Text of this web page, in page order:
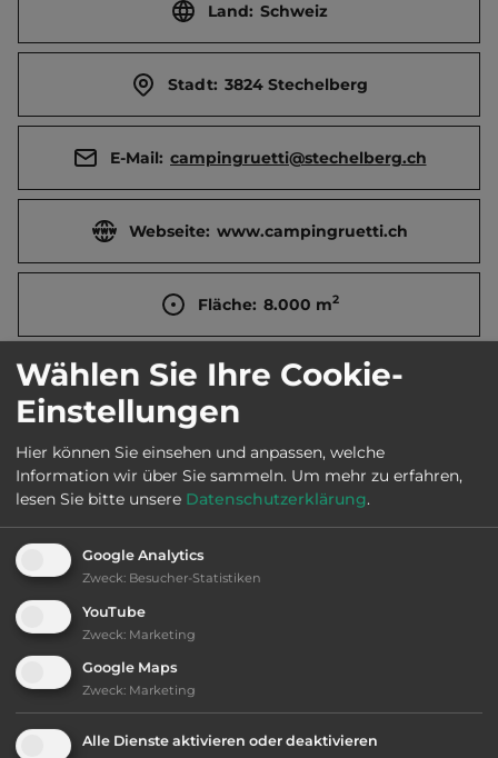
Land: Schweiz
Stadt: 3824 Stechelberg
E-Mail: campingruetti@stechelberg.ch
Webseite: www.campingruetti.ch
Fläche: 8.000 m2
Öffnungszeiten: 1.5. bis 30.9.
Telefon: 0041 33 8552885
Ausstattung:
naturbelassener Platz
Seilbahn
Wählen Sie Ihre Cookie-
Einstellungen
Hier können Sie einsehen und anpassen, welche
Information wir über Sie sammeln. Um mehr zu erfahren,
lesen Sie bitte unsere Datenschutzerklärung.
Google Analytics
Zweck: Besucher-Statistiken
YouTube
Zweck: Marketing
Google Maps
Zweck: Marketing
Alle Dienste aktivieren oder deaktivieren